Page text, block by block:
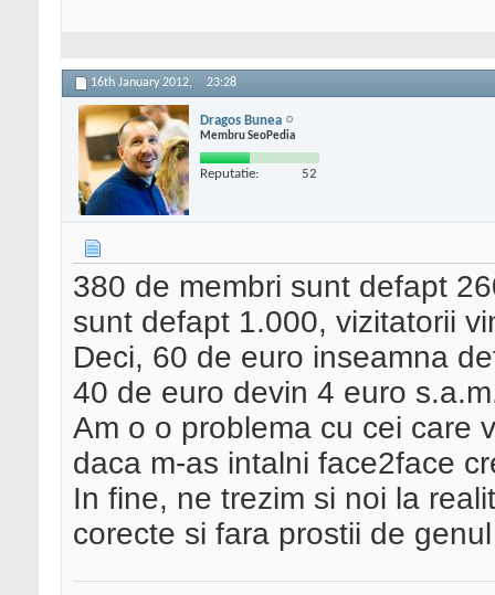
16th January 2012, 23:28
Dragos Bunea
Membru SeoPedia
Reputatie: 52
380 de membri sunt defapt
sunt defapt 1.000, vizitatorii
Deci, 60 de euro inseamna
40 de euro devin 4 euro
Am o o problema cu cei care
daca m-as intalni face2face
In fine, ne trezim si noi la
corecte si fara prostii de